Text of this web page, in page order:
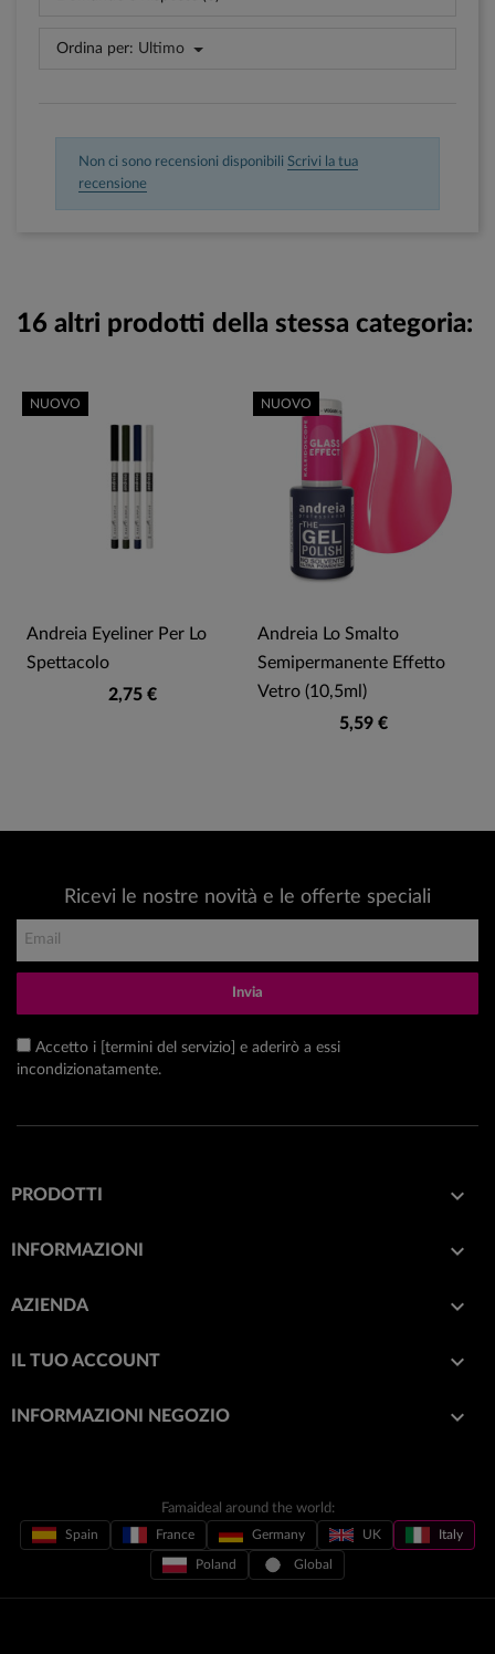
Ordina per: Ultimo
Non ci sono recensioni disponibili Scrivi la tua
recensione
16 altri prodotti della stessa categoria:
Andreia Eyeliner Per Lo
Spettacolo
2,75 €
NUOVO
Andreia Lo Smalto
Semipermanente Effetto
Vetro (10,5ml)
5,59 €
NUOVO
Ricevi le nostre novità e le offerte speciali
Invia
Accetto i [termini del servizio] e aderirò a essi
incondizionatamente.
PRODOTTI 
INFORMAZIONI 
AZIENDA 
IL TUO ACCOUNT 
INFORMAZIONI NEGOZIO keyboard_arrow_down
Famaideal around the world:
Spain France Germany UK Italy
Poland Global